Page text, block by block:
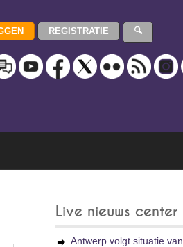
Live nieuws center
Antwerp volgt situatie van